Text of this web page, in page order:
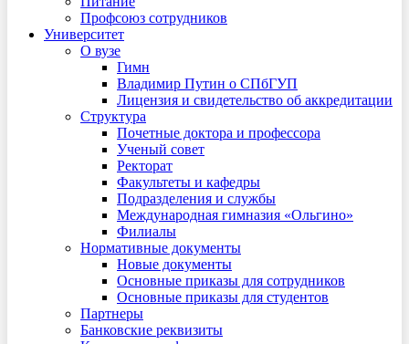
Профсоюз сотрудников
Университет
О вузе
Гимн
Владимир Путин о СПбГУП
Лицензия и свидетельство об аккредитации
Структура
Почетные доктора и профессора
Ученый совет
Ректорат
Факультеты и кафедры
Подразделения и службы
Международная гимназия «Ольгино»
Филиалы
Нормативные документы
Новые документы
Основные приказы для сотрудников
Основные приказы для студентов
Партнеры
Банковские реквизиты